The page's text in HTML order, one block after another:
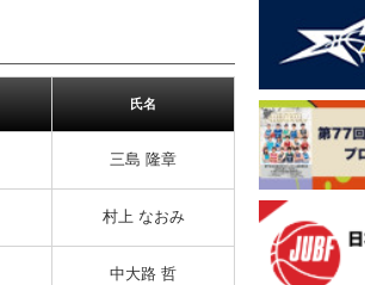
氏名
三島 隆章
村上 なおみ
中大路 哲